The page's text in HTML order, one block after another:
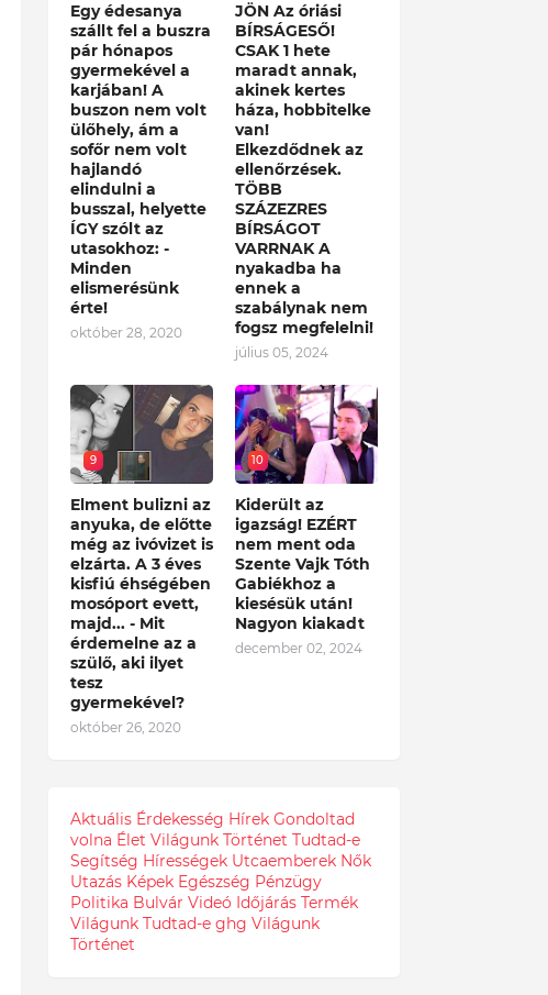
Egy édesanya
szállt fel a buszra
pár hónapos
gyermekével a
karjában! A
buszon nem volt
ülőhely, ám a
sofőr nem volt
hajlandó
elindulni a
busszal, helyette
ÍGY szólt az
utasokhoz: -
Minden
elismerésünk
érte!
október 28, 2020
JÖN Az óriási
BÍRSÁGESŐ!
CSAK 1 hete
maradt annak,
akinek kertes
háza, hobbitelke
van!
Elkezdődnek az
ellenőrzések.
TÖBB
SZÁZEZRES
BÍRSÁGOT
VARRNAK A
nyakadba ha
ennek a
szabálynak nem
fogsz megfelelni!
július 05, 2024
9
Elment bulizni az
anyuka, de előtte
még az ivóvizet is
elzárta. A 3 éves
kisfiú éhségében
mosóport evett,
majd... - Mit
érdemelne az a
szülő, aki ilyet
tesz
gyermekével?
október 26, 2020
10
Kiderült az
igazság! EZÉRT
nem ment oda
Szente Vajk Tóth
Gabiékhoz a
kiesésük után!
Nagyon kiakadt
december 02, 2024
Aktuális Érdekesség Hírek Gondoltad
volna Élet Világunk Történet Tudtad-e
Segítség Hírességek Utcaemberek Nők
Utazás Képek Egészség Pénzügy
Politika Bulvár Videó Időjárás Termék
Világunk Tudtad-e ghg Világunk
Történet